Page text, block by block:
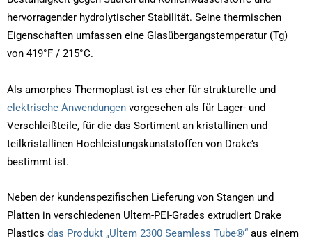
hervorragender hydrolytischer Stabilität. Seine thermischen
Eigenschaften umfassen eine Glasübergangstemperatur (Tg)
von 419°F / 215°C.
Als amorphes Thermoplast ist es eher für strukturelle und
elektrische Anwendungen vorgesehen als für Lager- und
Verschleißteile, für die das Sortiment an kristallinen und
teilkristallinen Hochleistungskunststoffen von Drake’s
bestimmt ist.
Neben der kundenspezifischen Lieferung von Stangen und
Platten in verschiedenen Ultem-PEI-Grades extrudiert Drake
Plastics das Produkt „Ultem 2300 Seamless Tube®“ aus einem